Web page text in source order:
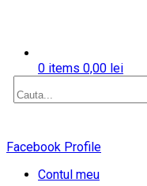
0 items 0,00 lei
Facebook Profile
Contul meu